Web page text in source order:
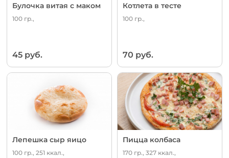
Булочка витая с маком
100 гр.,
45 руб.
Котлета в тесте
100 гр.,
70 руб.
Лепешка сыр яицо
100 гр., 251 ккал.,
Пицца колбаса
170 гр., 327 ккал.,